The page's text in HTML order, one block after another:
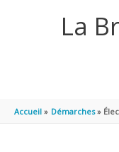
La
Accueil Démarches